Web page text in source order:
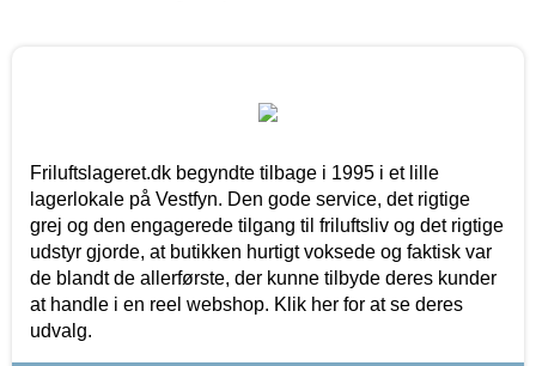
Friluftslageret.dk begyndte tilbage i 1995 i et lille
lagerlokale på Vestfyn. Den gode service, det rigtige
grej og den engagerede tilgang til friluftsliv og det rigtige
udstyr gjorde, at butikken hurtigt voksede og faktisk var
de blandt de allerførste, der kunne tilbyde deres kunder
at handle i en reel webshop. Klik her for at se deres
udvalg.